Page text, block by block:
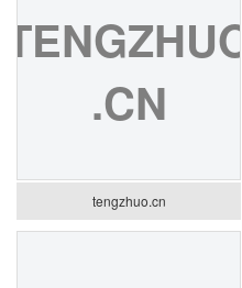
TENGZHUO
.CN
tengzhuo.cn